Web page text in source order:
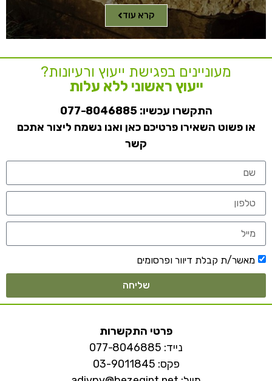
קרא עוד
מעוניינים בפגישת ייעוץ ורעיונות?
ייעוץ ראשוני ללא עלות
התקשרו עכשיו:077-8046885
או פשוט השאירו פרטיכם כאן ואנו נשמח ליצור אתכם
קשר
מאשר/ת קבלת דיוור ופרסומים
שליחה
פרטי התקשרות
נייד: 077-8046885
פקס: 03-9011845